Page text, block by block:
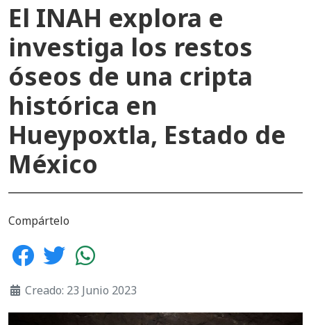
El INAH explora e
investiga los restos
óseos de una cripta
histórica en
Hueypoxtla, Estado de
México
Compártelo
Creado: 23 Junio 2023